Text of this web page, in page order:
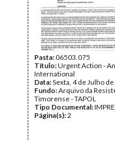
Pasta:06503.075
Título:Urgent Action -
International
Data:Sexta, 4 de Julho
Fundo:Arquivo da
Timorense - TAPOL
Tipo Documental:
Página(s):2